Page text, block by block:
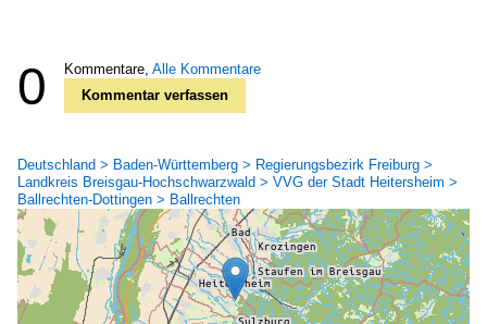
0 Kommentare, Alle Kommentare
Kommentar verfassen
Deutschland > Baden-Württemberg > Regierungsbezirk Freiburg >
Landkreis Breisgau-Hochschwarzwald > VVG der Stadt Heitersheim >
Ballrechten-Dottingen > Ballrechten